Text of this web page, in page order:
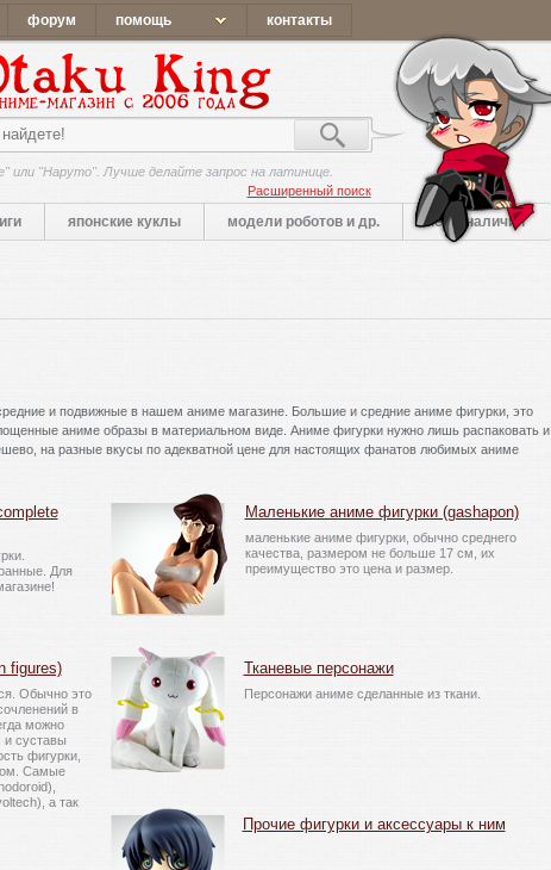
форум помощь контакты
или "Наруто". Лучше делайте запрос на латинице.
Расширенный поиск
японские куклы модели роботов и др. нет в наличии
и подвижные в нашем аниме магазине. Большие и средние аниме фигурки, это
аниме образы в материальном виде. Аниме фигурки нужно лишь распаковать и
на разные вкусы по адекватной цене для настоящих фанатов любимых аниме
Для
Маленькие аниме фигурки (gashapon)
маленькие аниме фигурки, обычно среднего
качества, размером не больше 17 см, их
преимущество это цена и размер.
figures)
Обычно это
в
можно
и суставы
фигурки,
Самые
а так
Тканевые персонажи
Персонажи аниме сделанные из ткани.
Прочие фигурки и аксессуары к ним